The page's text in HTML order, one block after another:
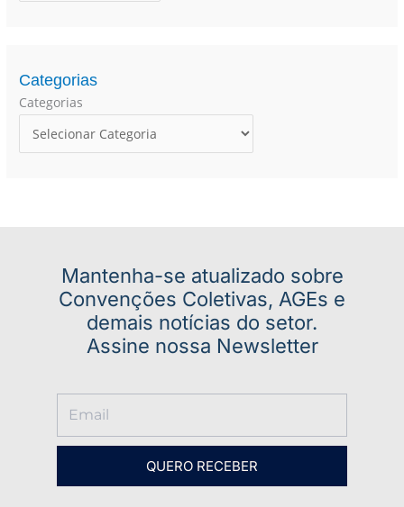
a
o
r
Categorias
Categorias
Mantenha-se atualizado sobre
Convenções Coletivas, AGEs e
demais notícias do setor.
Assine nossa Newsletter
QUERO RECEBER